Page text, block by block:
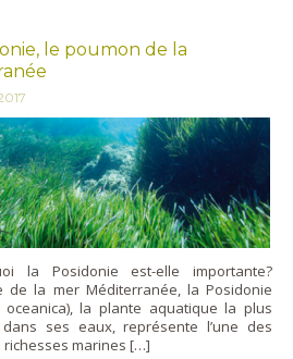
le poumon de la
la Posidonie est-elle importante?
de la mer Méditerranée, la Posidonie
oceanica), la plante aquatique la plus
ses eaux, représente l’une des
richesses marines […]